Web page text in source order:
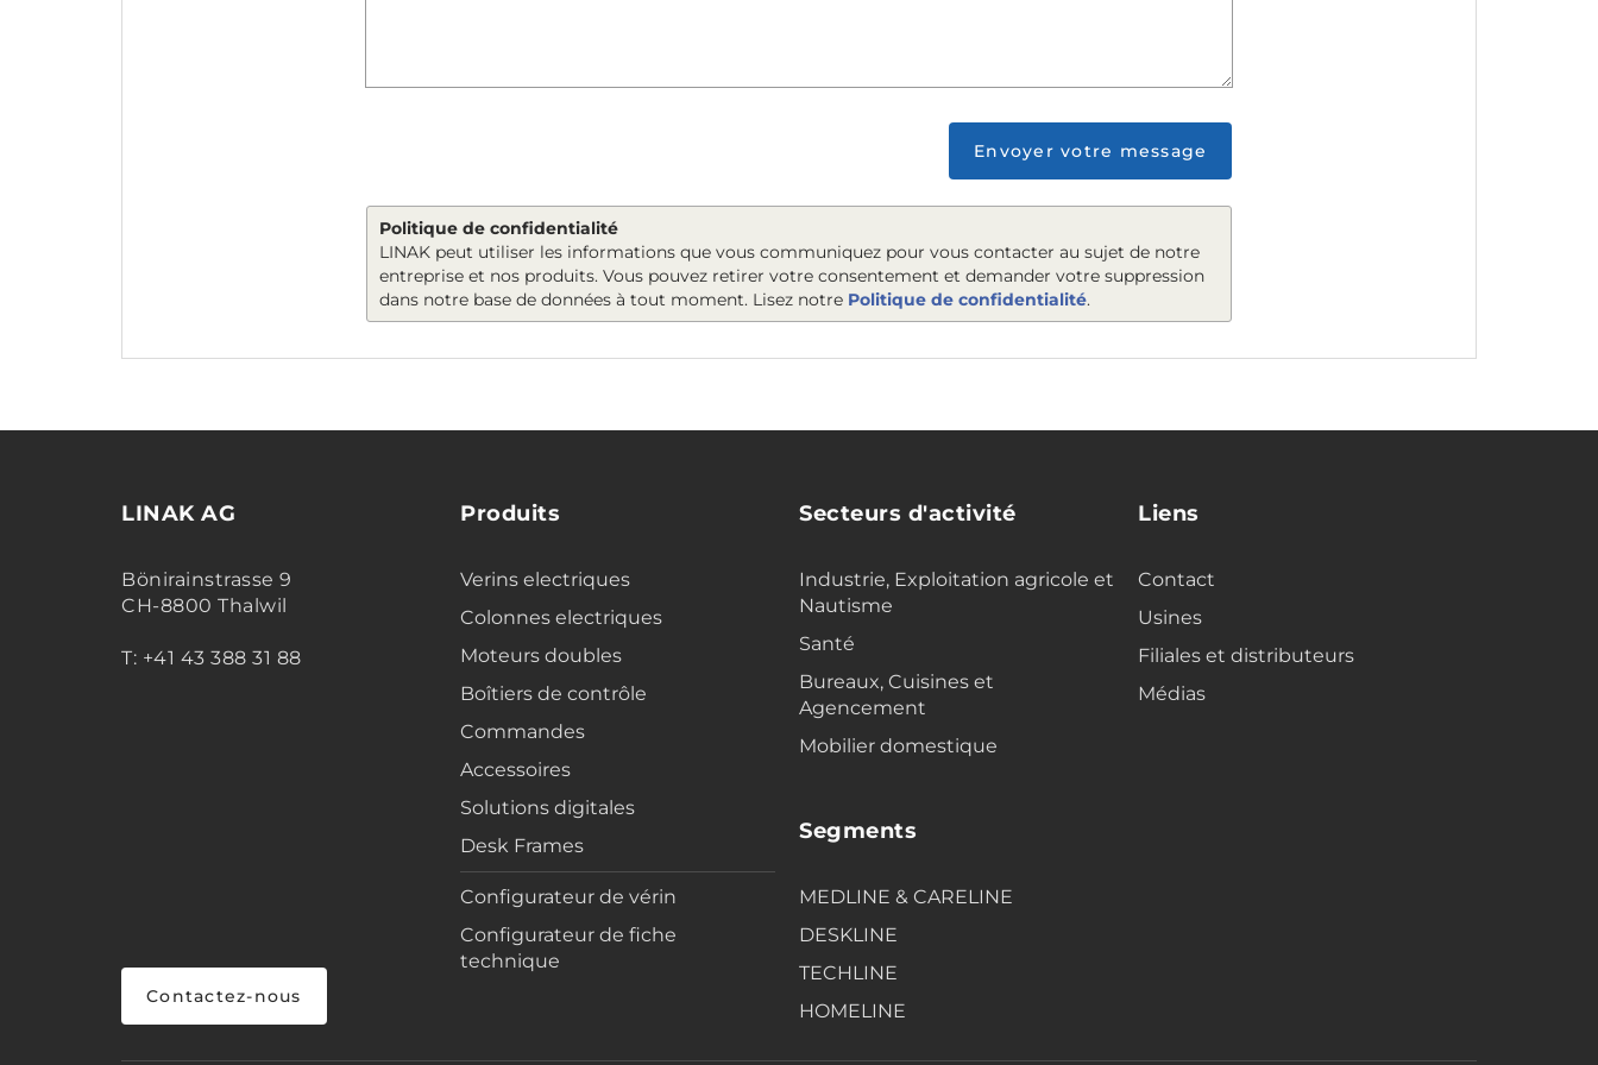
Envoyer votre message
Politique de confidentialité
LINAK peut utiliser les informations que vous communiquez pour vous contacter au sujet de notre
entreprise et nos produits. Vous pouvez retirer votre consentement et demander votre suppression
dans notre base de données à tout moment. Lisez notre Politique de confidentialité.
LINAK AG
Bönirainstrasse 9
CH-8800 Thalwil
T: +41 43 388 31 88
Contactez-nous
Produits
Verins electriques
Colonnes electriques
Moteurs doubles
Boîtiers de contrôle
Commandes
Accessoires
Solutions digitales
Desk Frames
Configurateur de vérin
Configurateur de fiche
technique
Secteurs d'activité
Industrie, Exploitation agricole et
Nautisme
Santé
Bureaux, Cuisines et
Agencement
Mobilier domestique
Segments
MEDLINE & CARELINE
DESKLINE
TECHLINE
HOMELINE
Liens
Contact
Usines
Filiales et distributeurs
Médias